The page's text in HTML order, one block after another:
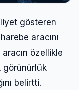
gösteren
aracını
aracın özellikle
görünürlük
belirtti.